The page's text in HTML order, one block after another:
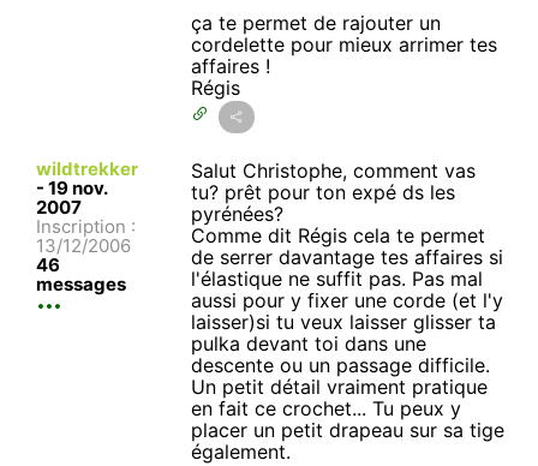
ça te permet de rajouter un
cordelette pour mieux arrimer tes
affaires !
Régis
wildtrekker
- 19 nov.
2007
Inscription :
13/12/2006
46
messages
Salut Christophe, comment vas
tu? prêt pour ton expé ds les
pyrénées?
Comme dit Régis cela te permet
de serrer davantage tes affaires si
l'élastique ne suffit pas. Pas mal
aussi pour y fixer une corde (et l'y
laisser)si tu veux laisser glisser ta
pulka devant toi dans une
descente ou un passage difficile.
Un petit détail vraiment pratique
en fait ce crochet... Tu peux y
placer un petit drapeau sur sa tige
également.